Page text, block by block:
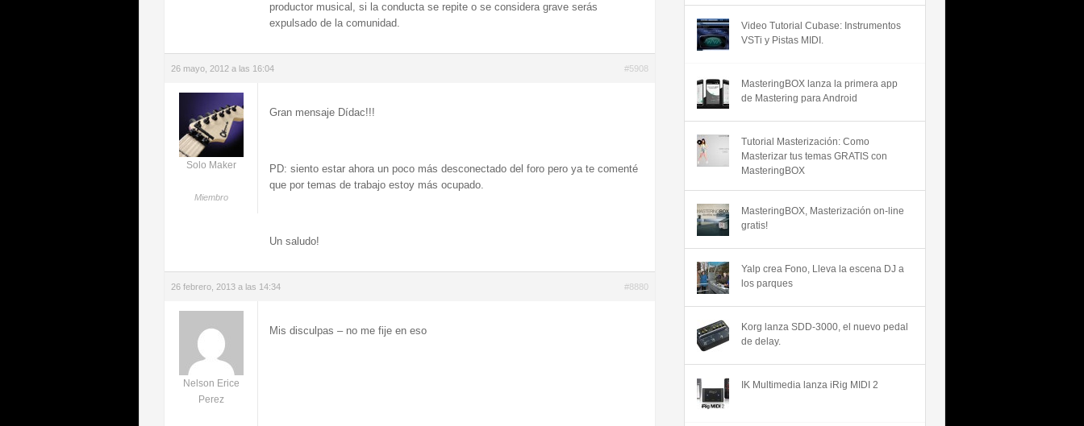
productor musical, si la conducta se repite o se considera grave serás
expulsado de la comunidad.
26 mayo, 2012 a las 16:04 #5908
Solo Maker
Miembro
Gran mensaje Dídac!!!
PD: siento estar ahora un poco más desconectado del foro pero ya te comenté
que por temas de trabajo estoy más ocupado.
Un saludo!
26 febrero, 2013 a las 14:34 #8880
Nelson Erice
Perez
Mis disculpas – no me fije en eso
Video Tutorial Cubase: Instrumentos
VSTi y Pistas MIDI.
MasteringBOX lanza la primera app
de Mastering para Android
Tutorial Masterización: Como
Masterizar tus temas GRATIS con
MasteringBOX
MasteringBOX, Masterización on-line
gratis!
Yalp crea Fono, Lleva la escena DJ a
los parques
Korg lanza SDD-3000, el nuevo pedal
de delay.
IK Multimedia lanza iRig MIDI 2